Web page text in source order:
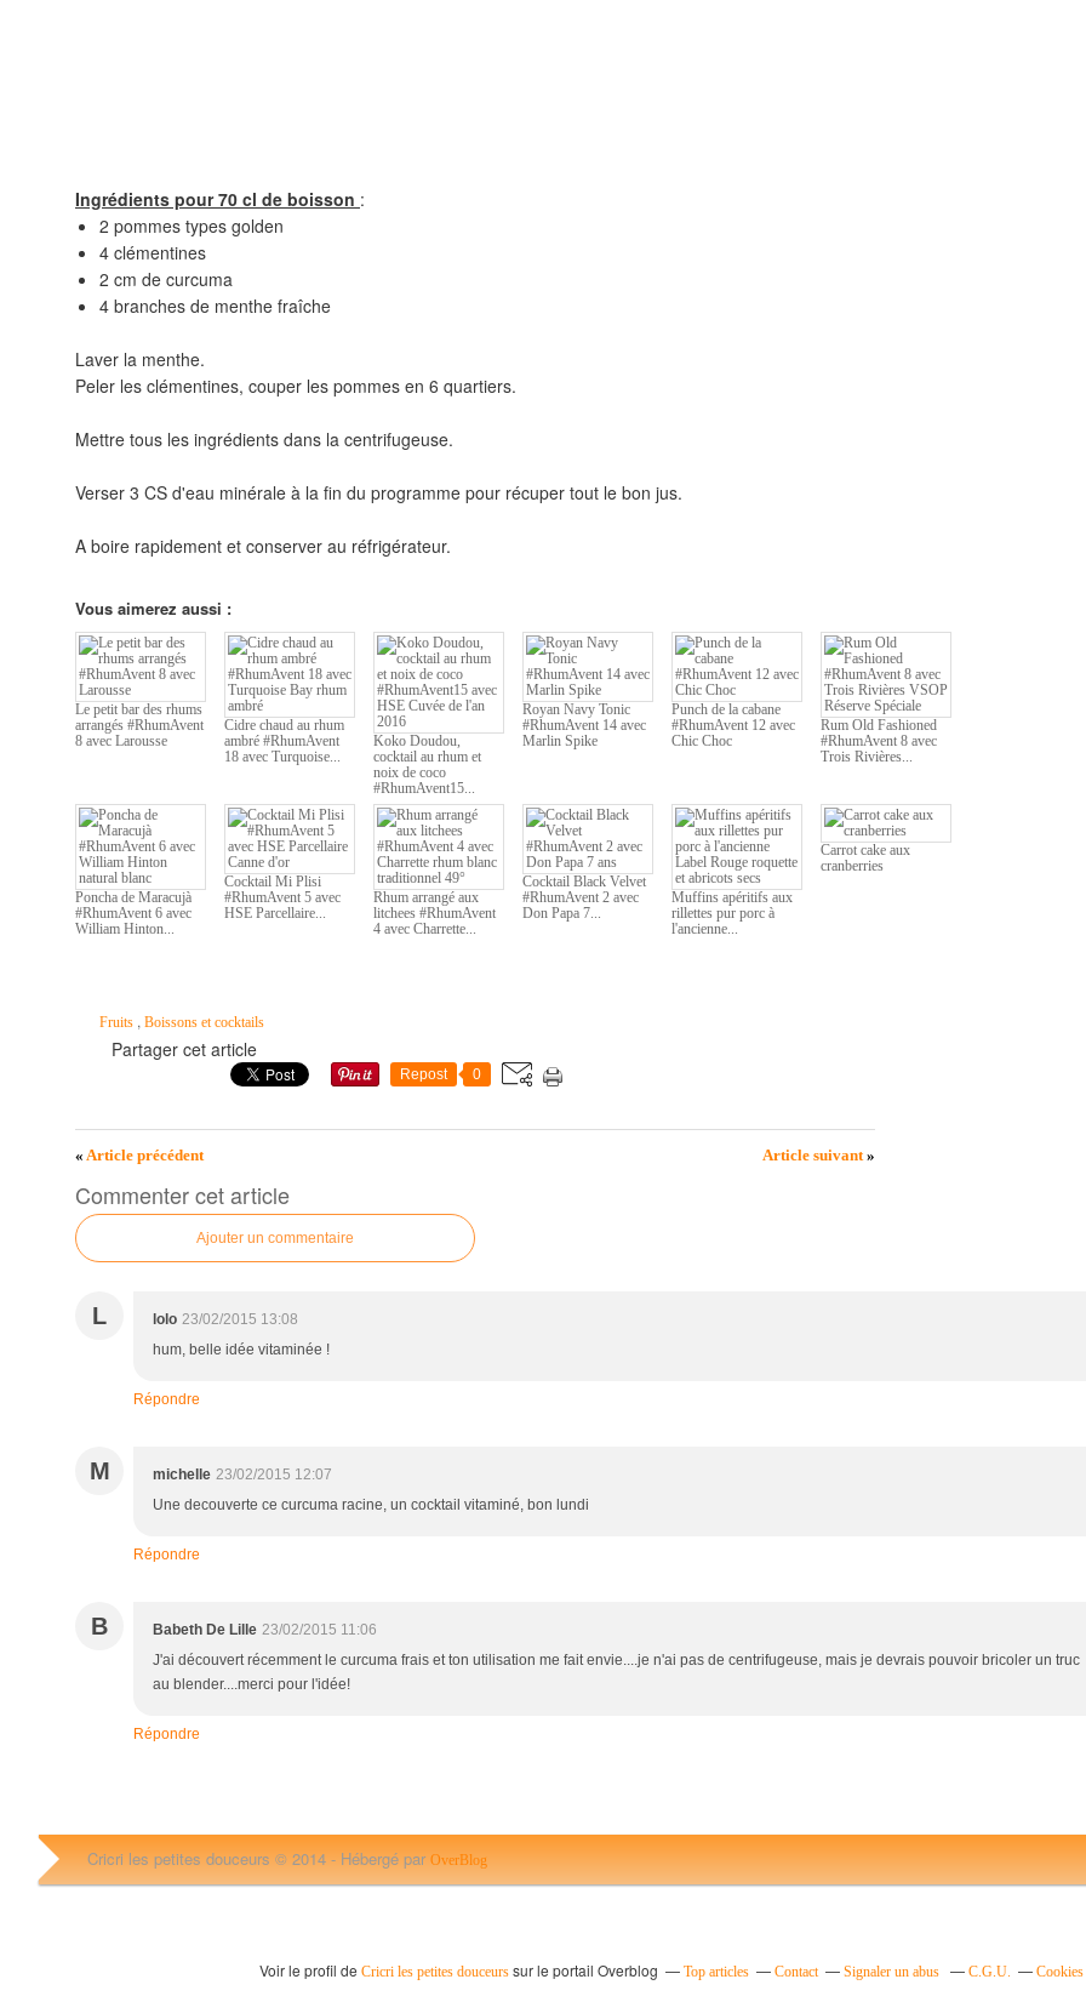
Ingrédients pour 70 cl de boisson :
2 pommes types golden
4 clémentines
2 cm de curcuma
4 branches de menthe fraîche
Laver la menthe.
Peler les clémentines, couper les pommes en 6 quartiers.
Mettre tous les ingrédients dans la centrifugeuse.
Verser 3 CS d'eau minérale à la fin du programme pour récuper tout le bon jus.
A boire rapidement et conserver au réfrigérateur.
Vous aimerez aussi :
Le petit bar des rhums
arrangés #RhumAvent
8 avec Larousse
Cidre chaud au rhum
ambré #RhumAvent
18 avec Turquoise...
Koko Doudou,
cocktail au rhum et
noix de coco
#RhumAvent15...
Royan Navy Tonic
#RhumAvent 14 avec
Marlin Spike
Punch de la cabane
#RhumAvent 12 avec
Chic Choc
Rum Old Fashioned
#RhumAvent 8 avec
Trois Rivières...
Poncha de Maracujà
#RhumAvent 6 avec
William Hinton...
Cocktail Mi Plisi
#RhumAvent 5 avec
HSE Parcellaire...
Rhum arrangé aux
litchees #RhumAvent
4 avec Charrette...
Cocktail Black Velvet
#RhumAvent 2 avec
Don Papa 7...
Muffins apéritifs aux
rillettes pur porc à
l'ancienne...
Carrot cake aux
cranberries
Fruits , Boissons et cocktails
Partager cet article
Repost 0
« Article précédent Article suivant»
Commenter cet article
Ajouter un commentaire
L lolo 23/02/2015 13:08
hum, belle idée vitaminée !
Répondre
M michelle 23/02/2015 12:07
Une decouverte ce curcuma racine, un cocktail vitaminé, bon lundi
Répondre
B Babeth De Lille 23/02/2015 11:06
J'ai découvert récemment le curcuma frais et ton utilisation me fait envie....je n'ai pas de centrifugeuse, mais je devrais pouvoir bricoler un truc
au blender....merci pour l'idée!
Répondre
Cricri les petites douceurs © 2014 - Hébergé par OverBlog
Voir le profil de Cricri les petites douceurs sur le portail Overblog Top articles Contact Signaler un abus C.G.U. Cookies